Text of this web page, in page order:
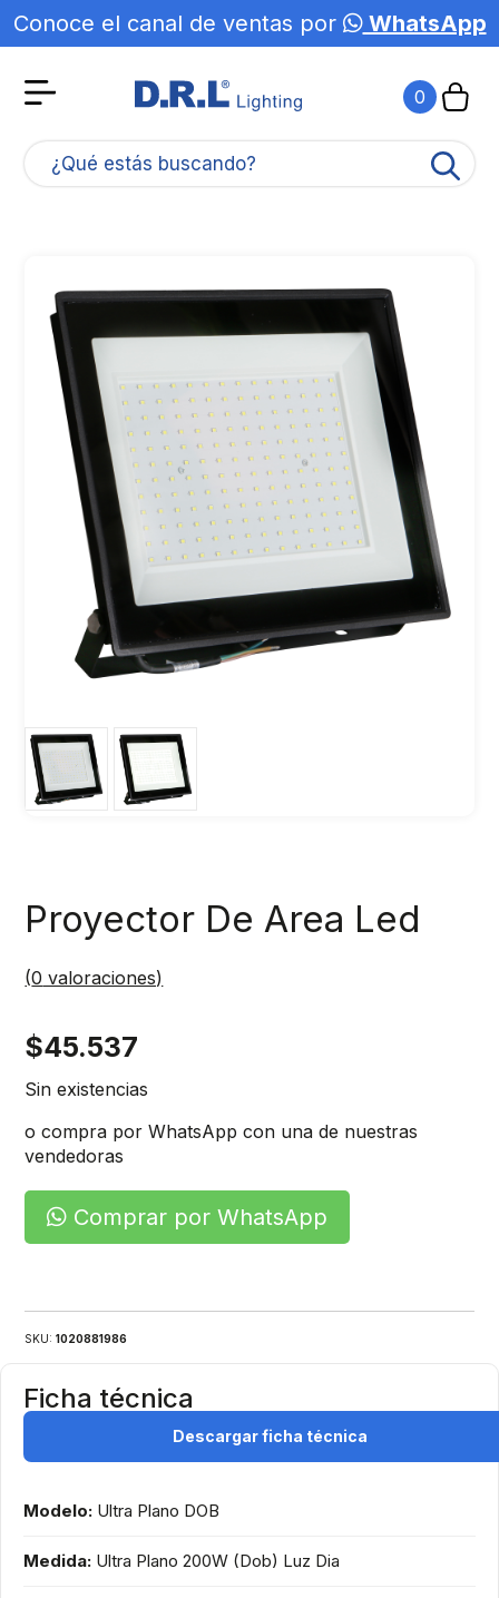
Conoce el canal de ventas por WhatsApp
0
¿Qué estás buscando?
Proyector De Area Led
(0 valoraciones)
$45.537
Agotado
Sin existencias
o compra por WhatsApp con una de nuestras
vendedoras
Comprar por WhatsApp
SKU:1020881986
Ficha técnica
Descargar ficha técnica
Modelo: Ultra Plano DOB
Medida: Ultra Plano 200W (Dob) Luz Dia